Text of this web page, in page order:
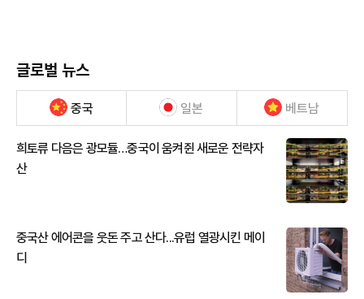
글로벌 뉴스
중국 일본 베트남
희토류 다음은 광모듈…중국이 움켜쥔 새로운 전략자
산
중국산 에어콘을 웃돈 주고 산다...유럽 열광시킨 메이
디